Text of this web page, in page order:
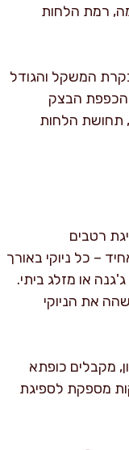
רמת הלחות
המשקל והגודל
הכפפת הבצק
תחושת הלחות
רטבים
– כל ניוקי באורך
או מזלג ביתי.
את הניוקי
מקבלים כופתא
מספקת לספיגת